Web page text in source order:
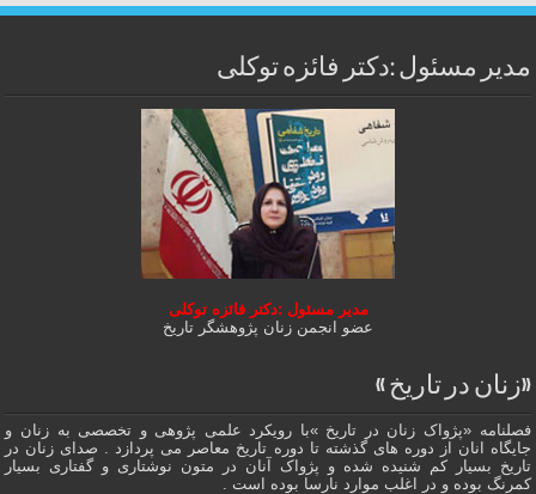
مدیر مسئول :دکتر فائزه توکلی
مدیر مسئول :دکتر فائزه توکلی
عضو انجمن زنان پژوهشگر تاریخ
«زنان در تاریخ »
فصلنامه «پژواک زنان در تاریخ »با رویکرد علمی پژوهى و تخصصی به زنان و
جایگاه انان از دوره هاى گذشته تا دوره تاریخ معاصر می پردازد . صدای زنان در
تاریخ بسیار کم شنیده شده و پژواک آنان در متون نوشتاری و گفتاری بسیار
کمرنگ بوده و در اغلب موارد نارسا بوده است .